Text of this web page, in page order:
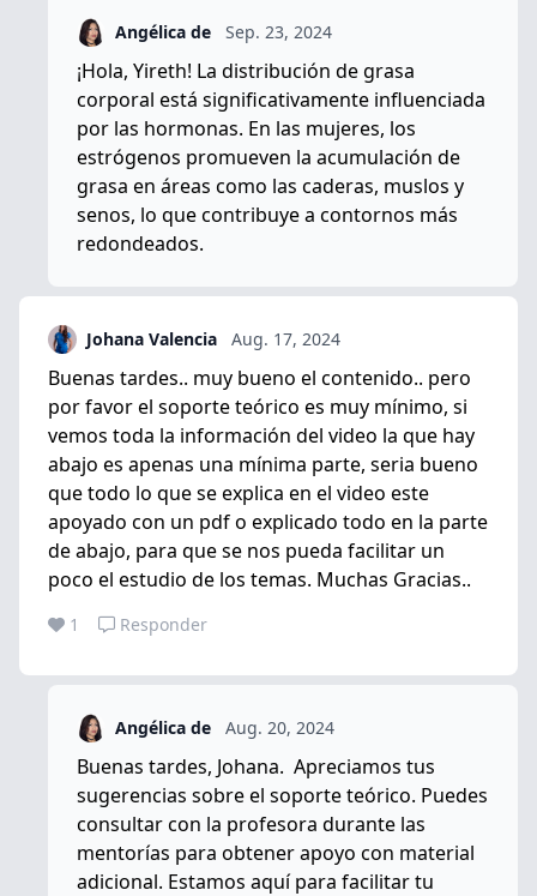
Angélica de Sep. 23, 2024
¡Hola, Yireth! La distribución de grasa
corporal está significativamente influenciada
por las hormonas. En las mujeres, los
estrógenos promueven la acumulación de
grasa en áreas como las caderas, muslos y
senos, lo que contribuye a contornos más
redondeados.
Johana Valencia Aug. 17, 2024
Buenas tardes.. muy bueno el contenido.. pero
por favor el soporte teórico es muy mínimo, si
vemos toda la información del video la que hay
abajo es apenas una mínima parte, seria bueno
que todo lo que se explica en el video este
apoyado con un pdf o explicado todo en la parte
de abajo, para que se nos pueda facilitar un
poco el estudio de los temas. Muchas Gracias..
1 Responder
Angélica de Aug. 20, 2024
Buenas tardes, Johana. Apreciamos tus
sugerencias sobre el soporte teórico. Puedes
consultar con la profesora durante las
mentorías para obtener apoyo con material
adicional. Estamos aquí para facilitar tu